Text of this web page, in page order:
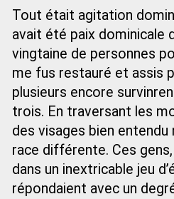
Tout était agitation
avait été paix dominicale
vingtaine de personnes
me fus restauré et assis
plusieurs encore
trois. En traversant les
des visages bien entendu
race différente. Ces
dans un inextricable jeu
répondaient avec un